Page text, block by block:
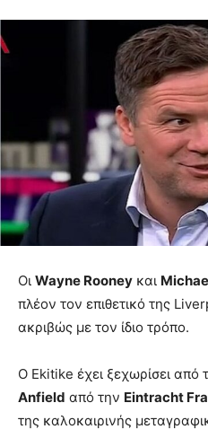
Οι Wayne Rooney και
πλέον τον επιθετικό της
ακριβώς με τον ίδιο τρόπο.
Ο Ekitike έχει ξεχωρίσει από
Anfield από την Eintracht
της καλοκαιρινής